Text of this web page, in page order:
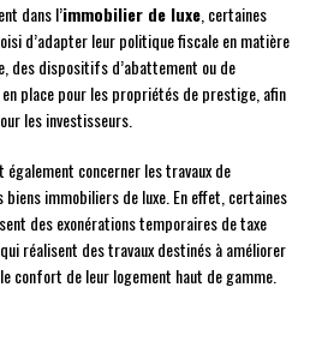
dans l’immobilier de luxe , certaines
d’adapter leur politique fiscale en matière
des dispositifs d’abattement ou de
place pour les propriétés de prestige, afin
les investisseurs.
concerner les travaux de
biens immobiliers de luxe. En effet, certaines
des exonérations temporaires de taxe
réalisent des travaux destinés à améliorer
confort de leur logement haut de gamme.